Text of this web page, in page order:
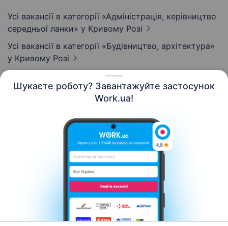
Шукаєте роботу? Завантажуйте застосунок
Work.ua!
Усі вакансії в категорії «Адмiнiстрацiя, керівництво
середньої ланки» у Кривому Розі
Усі вакансії в категорії «Будівництво, архітектура»
у Кривому Розі
Контакти Про нас
Кар’єра
Допомога Умови використання